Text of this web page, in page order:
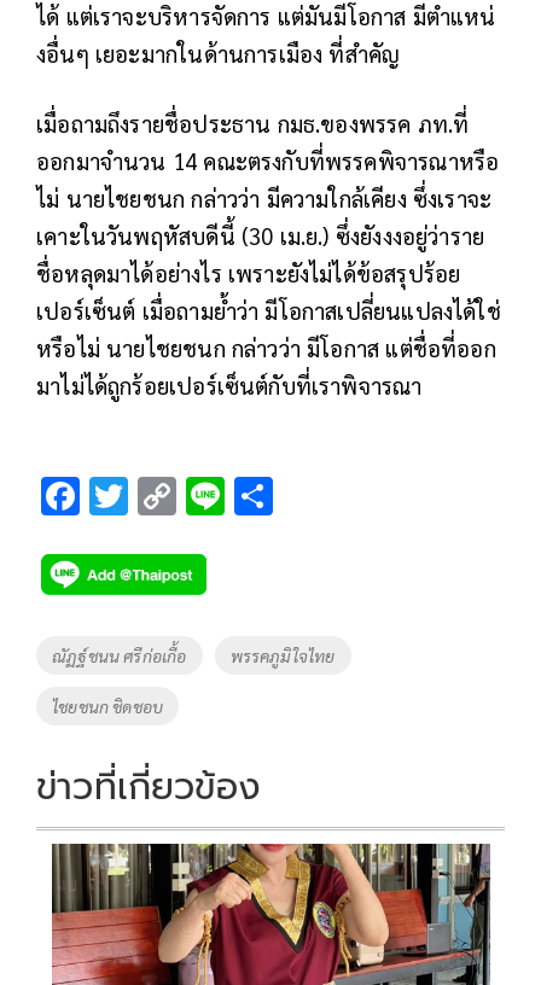
ได้ แต่เราจะบริหารจัดการ แต่มันมีโอกาส มีตำแหน่
งอื่นๆ เยอะมากในด้านการเมือง ที่สำคัญ
เมื่อถามถึงรายชื่อประธาน กมธ.ของพรรค ภท.ที่
ออกมาจำนวน 14 คณะตรงกับที่พรรคพิจารณาหรือ
ไม่ นายไชยชนก กล่าวว่า มีความใกล้เคียง ซึ่งเราจะ
เคาะในวันพฤหัสบดีนี้ (30 เม.ย.) ซึ่งยังงงอยู่ว่าราย
ชื่อหลุดมาได้อย่างไร เพราะยังไม่ได้ข้อสรุปร้อย
เปอร์เซ็นต์ เมื่อถามย้ำว่า มีโอกาสเปลี่ยนแปลงได้ใช่
หรือไม่ นายไชยชนก กล่าวว่า มีโอกาส แต่ชื่อที่ออก
มาไม่ได้ถูกร้อยเปอร์เซ็นต์กับที่เราพิจารณา
F
e
b
o
o
k
T
tt
er
C
p
y
Li
Li
Tags
ณัฏฐ์ชนน ศรีก่อเกื้อ พรรคภูมิใจไทย
ไชยชนก ชิดชอบ
ข่าวที่เกี่ยวข้อง